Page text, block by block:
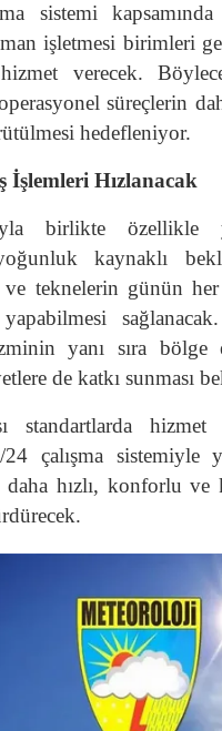
sistemi
işletmesi birimleri
verecek.
süreçlerin
hedefleniyor.
İşlemleri Hızlanacak
birlikte özellikle
kaynaklı
ve teknelerin günün
yapabilmesi
yanı sıra bölge
de katkı sunması
standartlarda
çalışma sistemiyle
daha hızlı, konforlu ve